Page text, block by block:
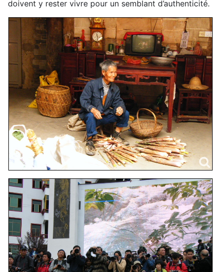
doivent y rester vivre pour un semblant d’authenticité.